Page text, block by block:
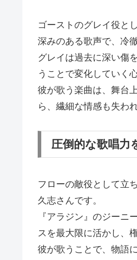
ゴーストのグレイ役と
深みのある歌声で、冷
グレイは過去に深い傷
うことで変化していく
彼が歌う楽曲は、舞台
ら、繊細な情感も失わ
圧倒的な歌唱力
フローの敵役として立
久志さんです。
『アラジン』のジーニ
スを最大限に活かし、
彼が歌うことで、物語